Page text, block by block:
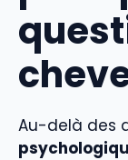
Au-delà des